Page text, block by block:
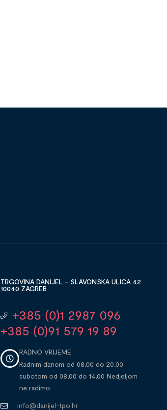
TRGOVINA DANIJEL - SLAVONSKA ULICA 42
10040 ZAGREB
+385 (0)1 2987 096
+385 (0)91 579 19 89
RADNO VRIJEME
Radnim danom od 08,00 do 20,00
subotom od 08,00 do 14,00 Nedjeljom
ne radimo
info@danijel-tpo.hr